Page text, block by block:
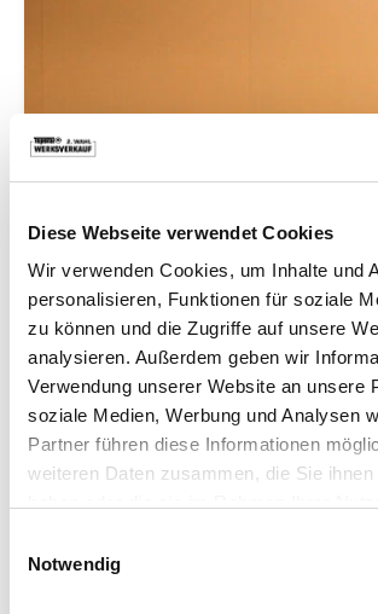
Diese Webseite verwendet Cookies
Wir verwenden Cookies, um Inhalte und
personalisieren, Funktionen für soziale
zu können und die Zugriffe auf unsere
analysieren. Außerdem geben wir
Verwendung unserer Website an unsere
soziale Medien, Werbung und Analysen
Partner führen diese Informationen
weiteren Daten zusammen, die Sie
Notwendig
-33%
Topstar Urban Athen 5.0